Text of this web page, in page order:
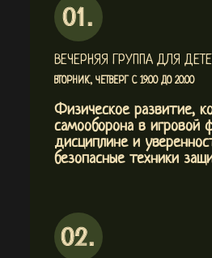
ВЕЧЕРНЯЯ ГРУППА ДЛЯ
ВТОРНИК, ЧЕТВЕРГ С 19:00 ДО 20:00
Физическое развитие,
самооборона в игровой
дисциплине и
безопасные техники